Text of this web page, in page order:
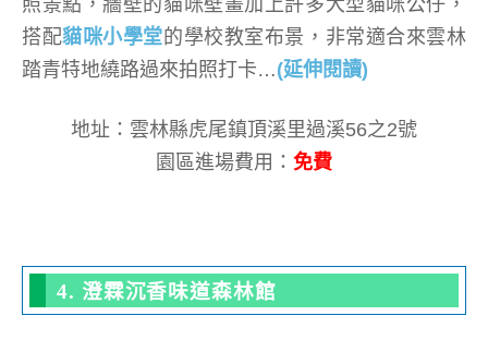
照景點，牆壁的貓咪壁畫加上許多大型貓咪公仔，
搭配貓咪小學堂的學校教室布景，非常適合來雲林
踏青特地繞路過來拍照打卡…(延伸閱讀)
地址：雲林縣虎尾鎮頂溪里過溪56之2號
園區進場費用： 免費
4. 澄霖沉香味道森林館